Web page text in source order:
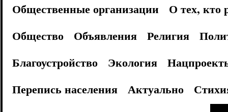
Общественные организации
О тех, кто
Общество
Объявления Религия
Благоустройство
Экология
Перепись населения
Актуально